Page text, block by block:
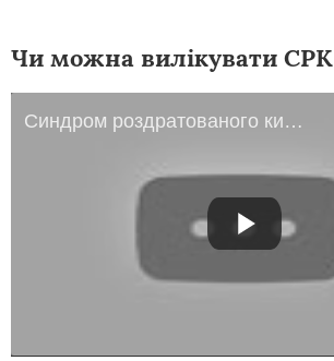
Чи можна вилікувати СРК
Синдром роздратованого кишечника.